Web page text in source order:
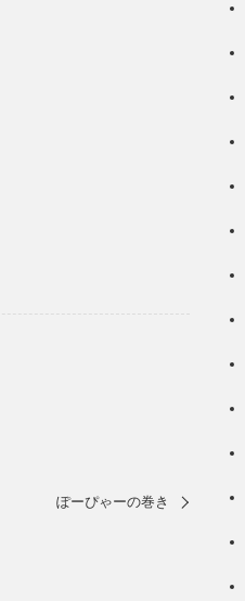
ぽーぴゃーの巻き